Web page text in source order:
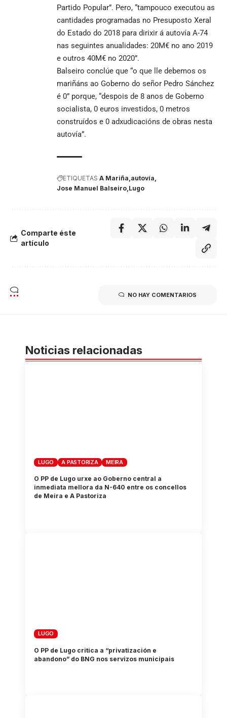
Partido Popular”. Pero, “tampouco executou as
cantidades programadas no Presuposto Xeral
do Estado do 2018 para dirixir á autovía A-74
nas seguintes anualidades: 20M€ no ano 2019
e outros 40M€ no 2020”.
Balseiro conclúe que “o que lle debemos os
mariñáns ao Goberno do señor Pedro Sánchez
é 0” porque, “despois de 8 anos de Goberno
socialista, 0 euros investidos, 0 metros
construídos e 0 adxudicacións de obras nesta
autovía”.
ETIQUETAS A Mariña autovía
Jose Manuel Balseiro Lugo
Comparte éste
artículo
NO HAY COMENTARIOS
Noticias relacionadas
LUGO A PASTORIZA MEIRA
O PP de Lugo urxe ao Goberno central a
inmediata mellora da N-640 entre os concellos
de Meira e A Pastoriza
LUGO
O PP de Lugo critica a “privatización e
abandono” do BNG nos servizos municipais